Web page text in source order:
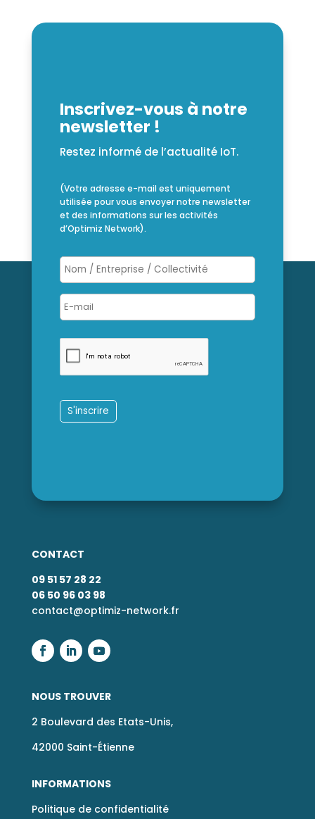
Inscrivez-vous à notre
newsletter !
Restez informé de l’actualité IoT.
(Votre adresse e-mail est uniquement
utilisée pour vous envoyer notre newsletter
et des informations sur les activités
d’Optimiz Network).
CONTACT
09 51 57 28 22
06 50 96 03 98
contact@optimiz-network.fr
NOUS TROUVER
2 Boulevard des Etats-Unis,
42000 Saint-Étienne
INFORMATIONS
Politique de confidentialité